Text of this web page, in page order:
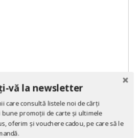
vă la newsletter
care consultă listele noi de cărți
bune promoții de carte și ultimele
oferim și vouchere cadou, pe care să le